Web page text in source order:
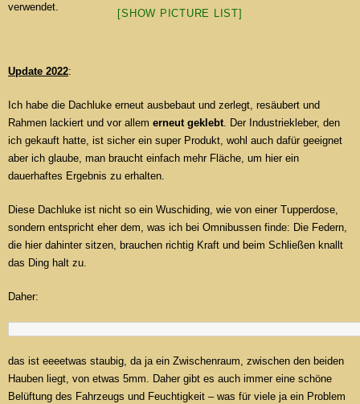
verwendet.
[SHOW PICTURE LIST]
Update 2022:
Ich habe die Dachluke erneut ausbebaut und zerlegt, resäubert und
Rahmen lackiert und vor allem erneut geklebt. Der Industriekleber, den
ich gekauft hatte, ist sicher ein super Produkt, wohl auch dafür geeignet
aber ich glaube, man braucht einfach mehr Fläche, um hier ein
dauerhaftes Ergebnis zu erhalten.
Diese Dachluke ist nicht so ein Wuschiding, wie von einer Tupperdose,
sondern entspricht eher dem, was ich bei Omnibussen finde: Die Federn,
die hier dahinter sitzen, brauchen richtig Kraft und beim Schließen knallt
das Ding halt zu.
Daher:
das ist eeeetwas staubig, da ja ein Zwischenraum, zwischen den beiden
Hauben liegt, von etwas 5mm. Daher gibt es auch immer eine schöne
Belüftung des Fahrzeugs und Feuchtigkeit – was für viele ja ein Problem